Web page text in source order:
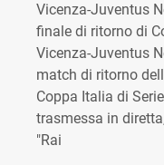
Vicenza-Juventus
finale di ritorno di
Vicenza-Juventus
match di ritorno
Coppa Italia di
trasmessa in
"Rai